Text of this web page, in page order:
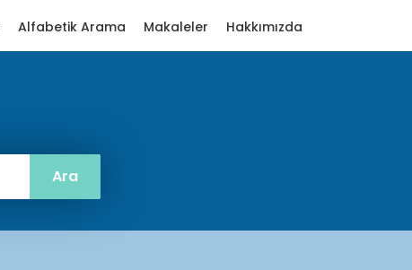
Alfabetik Arama Makaleler Hakkımızda